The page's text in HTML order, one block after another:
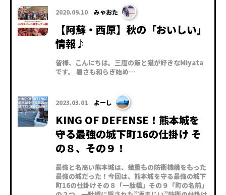
2020.09.10 みゃおた
【阿蘇・西原】秋の「おいしい」
情報♪
皆様、こんにちは。三度の飯と猫が好きなMiyata
です。 暑さも和らぎ始め…
2023.03.01 よーし
KING OF DEFENSE！熊本城を
守る最強の城下町16の仕掛け そ
の８、その９！
最強と名高い熊本城は、幾重もの防衛機構をもった
最強の城だった！今回は、熊本城を守る最強の城下
町16の仕掛けその８「一駄橋」その９「町の名前」